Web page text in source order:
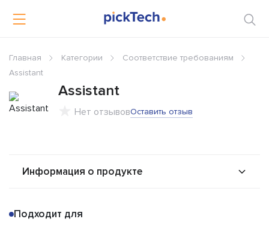
Главная Категории
Соответствие требованиям
Assistant
Assistant
Нет отзывовОставить отзыв
Информация о продукте
Стоимость
Подходит для